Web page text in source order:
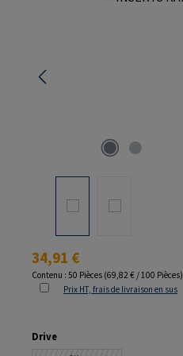
Prix régulier :
34,91 €
Contenu : 50 Pièces (69,82 € / 100 Pièces)
Prix HT, frais de livraison en sus
Sélectionnez
Drive